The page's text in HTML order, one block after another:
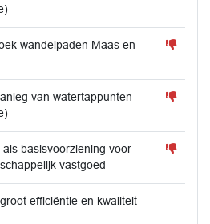
wandelpaden Maas en
van watertappunten
basisvoorziening voor
vastgoed
efficiëntie en kwaliteit